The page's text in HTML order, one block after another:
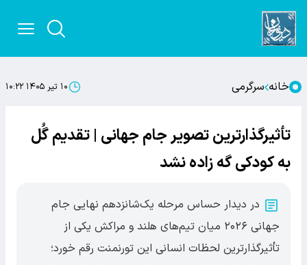
خانه سرگرمی ۱۰ تیر ۱۴۰۵ ۱۰:۲۲
تأثیرگذارترین تصویر جام جهانی | تقدیم گُل
به کودکی گه زاده نشد
در دیدار حساس مرحله یک‌شانزدهم نهایی جام
جهانی ۲۰۲۶ میان تیم‌های هلند و مراکش یکی از
تأثیرگذارترین لحظات انسانی این تورنمنت رقم خورد؛